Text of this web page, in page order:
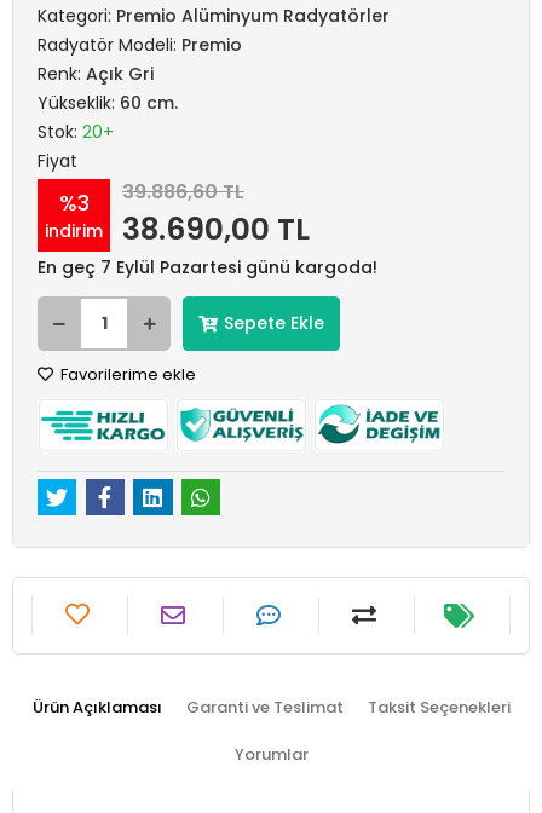
Kategori: Premio Alüminyum Radyatörler
Radyatör Modeli: Premio
Renk: Açık Gri
Yükseklik: 60 cm.
Stok: 20+
Fiyat
%3
indirim
39.886,60 TL
38.690,00 TL
En geç 7 Eylül Pazartesi günü kargoda!
Sepete Ekle
Favorilerime ekle
Ürün Açıklaması Garanti ve Teslimat Taksit Seçenekleri
Yorumlar